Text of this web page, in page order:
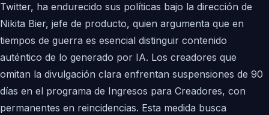
Twitter, ha endurecido sus políticas bajo la dirección de
Nikita Bier, jefe de producto, quien argumenta que en
tiempos de guerra es esencial distinguir contenido
auténtico de lo generado por IA. Los creadores que
omitan la divulgación clara enfrentan suspensiones de 90
días en el programa de Ingresos para Creadores, con
permanentes en reincidencias. Esta medida busca